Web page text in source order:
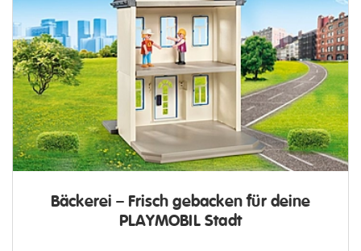
Bäckerei – Frisch gebacken für deine
PLAYMOBIL Stadt